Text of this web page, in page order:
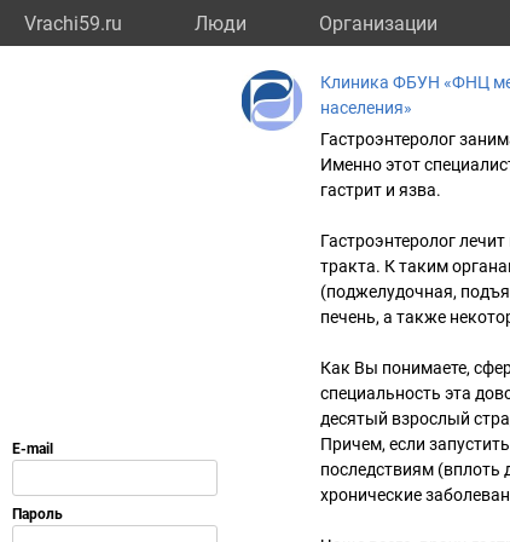
Vrachi59.ru Люди Организации
Клиника ФБУН «ФНЦ
населения»
Гастроэнтеролог
Именно этот
гастрит и язва.
Гастроэнтеролог
тракта. К таким
(поджелудочная,
печень, а также
Как Вы понимаете,
специальность эта
десятый взрослый
Причем, если
последствиям (вплоть
хронические